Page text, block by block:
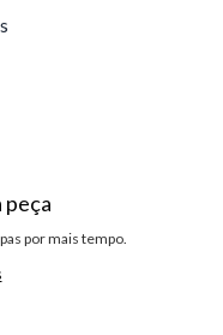
peça
por mais tempo.